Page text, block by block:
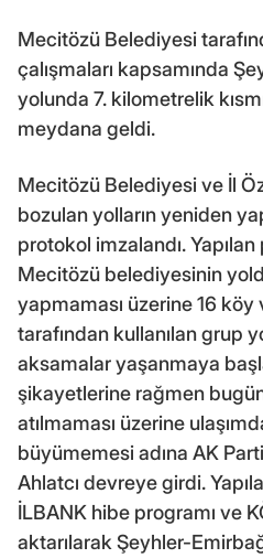
Mecitözü Belediyesi
çalışmaları kapsamında
yolunda 7. kilometrelik
meydana geldi.
Mecitözü Belediyesi ve İl
bozulan yolların yeniden
protokol imzalandı.
Mecitözü belediyesinin
yapmaması üzerine 16 köy
tarafından kullanılan grup
aksamalar yaşanmaya
şikayetlerine rağmen
atılmaması üzerine
büyümemesi adına AK
Ahlatcı devreye girdi.
İLBANK hibe programı ve
aktarılarak Şeyhler-